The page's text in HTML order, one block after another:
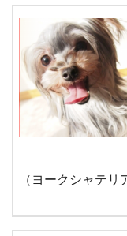
（ヨークシャテ